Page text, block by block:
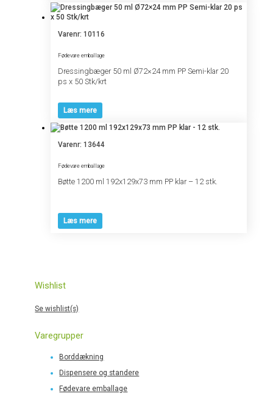
Varenr: 10116
Fødevare emballage
Dressingbæger 50 ml Ø72×24 mm PP Semi-klar 20
ps x 50 Stk/krt
Læs mere
Varenr: 13644
Fødevare emballage
Bøtte 1200 ml 192x129x73 mm PP klar – 12 stk.
Læs mere
Wishlist
Se wishlist(s)
Varegrupper
Borddækning
Dispensere og standere
Fødevare emballage